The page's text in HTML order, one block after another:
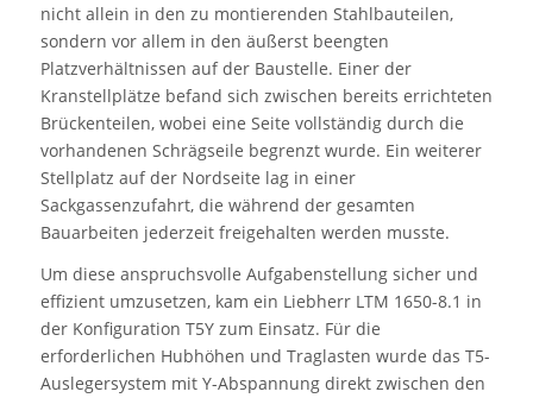
nicht allein in den zu montierenden Stahlbauteilen,
sondern vor allem in den äußerst beengten
Platzverhältnissen auf der Baustelle. Einer der
Kranstellplätze befand sich zwischen bereits errichteten
Brückenteilen, wobei eine Seite vollständig durch die
vorhandenen Schrägseile begrenzt wurde. Ein weiterer
Stellplatz auf der Nordseite lag in einer
Sackgassenzufahrt, die während der gesamten
Bauarbeiten jederzeit freigehalten werden musste.
Um diese anspruchsvolle Aufgabenstellung sicher und
effizient umzusetzen, kam ein Liebherr LTM 1650-8.1 in
der Konfiguration T5Y zum Einsatz. Für die
erforderlichen Hubhöhen und Traglasten wurde das T5-
Auslegersystem mit Y-Abspannung direkt zwischen den